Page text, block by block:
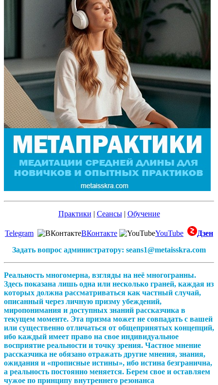
Практики | Сеансы| Обучение
Telegram ВКонтакте YouTube
Дзен
Задать вопрос администратору: seans1@metaisskra.com
Реальность многомерна, взгляды на неё многогранны.
Здесь показана лишь одна или несколько граней, каждая из
которых должна рассматриваться как частный случай,
описанный через личную призму убеждений,
миропонимания и доступных знаний рассказчика в
текущем моменте. Эта призма может не совпадать с вашей
или существенно отличаться от общепринятых концепций,
ибо каждый имеет право на свое индивидуальное
восприятие реальности и точку зрения. Частное мнение
рассказчика не обязано отражать другие мнения, знания,
ожидания и «прописные истины», ибо истина безгранична,
а реальность постоянно меняется. Берем свое и оставляем
чужое по принципу внутреннего резонанса